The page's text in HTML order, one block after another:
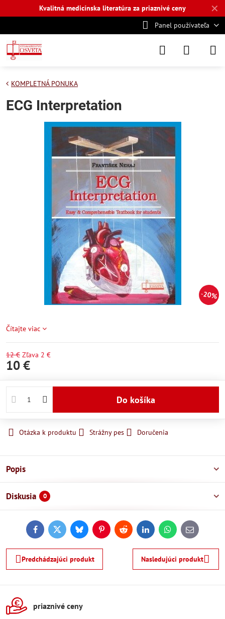
✕
Kvalitná medicínska literatúra za priaznivé ceny
Panel používateľa
20%
KOMPLETNÁ PONUKA
ECG Interpretation
Čítajte viac
12 € Zľava 2 €
10 €
Do košíka
Otázka k produktu Strážny pes Doručenia
Popis
Diskusia 0
FacebookTwitterBlueskyPinterestReddit LinkedInWhatsApp
E-
mail
Predchádzajúci produkt Nasledujúci produkt
priaznivé ceny